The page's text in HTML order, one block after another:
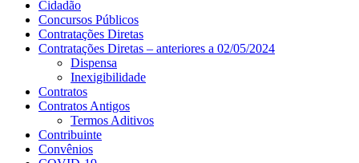
Cidadão
Concursos Públicos
Contratações Diretas
Contratações Diretas – anteriores a 02/05/2024
Dispensa
Inexigibilidade
Contratos
Contratos Antigos
Termos Aditivos
Contribuinte
Convênios